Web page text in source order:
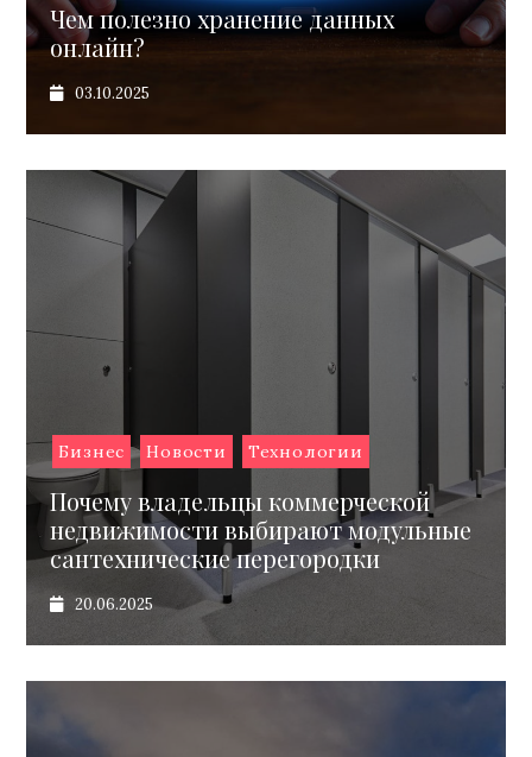
Чем полезно хранение данных
онлайн?
03.10.2025
Бизнес Новости Технологии
Почему владельцы коммерческой
недвижимости выбирают модульные
сантехнические перегородки
20.06.2025